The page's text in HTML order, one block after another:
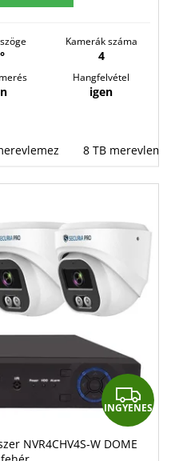
Kamerák száma
4
Hangfelvétel
igen
8 TB merevlemez
I
N
INGYENES
NVR4CHV4S-W DOME